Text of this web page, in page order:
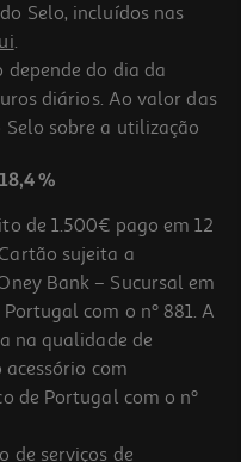
Selo, incluídos nas
.
do dia da
diários. Ao valor das
Selo sobre a utilização
%
de 1.500€ pago em 12
sujeita a
Bank – Sucursal em
com o nº 881. A
na qualidade de
com
de Portugal com o nº
de serviços de